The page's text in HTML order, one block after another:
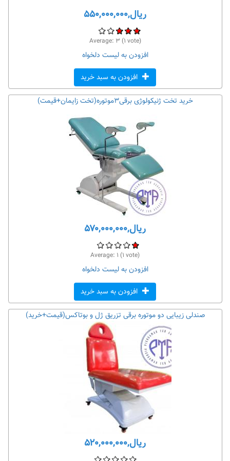
ریال,۵۵۰,۰۰۰,۰۰۰
Average: ۳ (۱ vote)
افزودن به لیست دلخواه
افزودن به سبد خرید
خرید تخت ژنیکولوژی برقی۳موتوره(تخت زایمان+قیمت)
ریال,۵۷۰,۰۰۰,۰۰۰
Average: ۱ (۱ vote)
افزودن به لیست دلخواه
افزودن به سبد خرید
صندلی زیبایی دو موتوره برقی تزریق ژل و بوتاکس(قیمت+خرید)
ریال,۵۲۰,۰۰۰,۰۰۰